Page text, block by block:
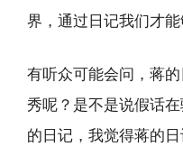
界，通过日记我们才能
有听众可能会问，蒋
秀呢？是不是说假话
的日记，我觉得蒋的